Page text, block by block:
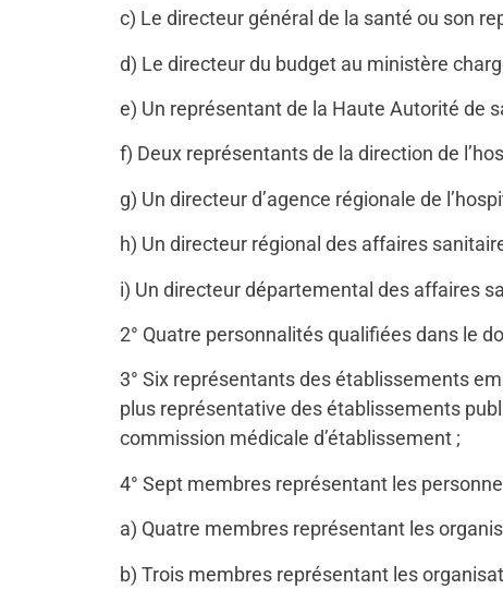
c) Le directeur général de la santé ou son
d) Le directeur du budget au ministère
e) Un représentant de la Haute Autorité de
f) Deux représentants de la direction de
g) Un directeur d’agence régionale de
h) Un directeur régional des affaires
i) Un directeur départemental des affaires
2° Quatre personnalités qualifiées dans le
3° Six représentants des établissements
plus représentative des établissements
commission médicale d’établissement ;
4° Sept membres représentant les
a) Quatre membres représentant les
b) Trois membres représentant les